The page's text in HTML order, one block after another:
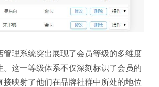
管理系统突出展现了会员等级的多维度
。这一等级体系不仅深刻标识了会员的
接映射了他们在品牌社群中所处的地位